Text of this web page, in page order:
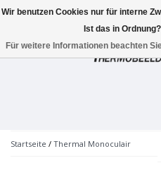
Toggle
Startseite / Thermal Monoculair
Wir benutzen Cookies nur für interne
Ist das in Ordnung?
Für weitere Informationen beachten